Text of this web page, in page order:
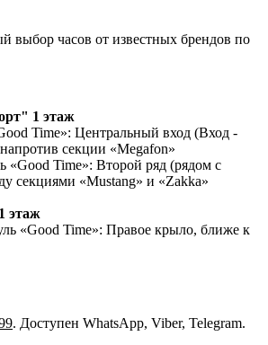
выбор часов от известных брендов по
1 этаж
Time»: Центральный вход (Вход -
секции «Megafon»
«Good Time»: Второй ряд (рядом с
секциями «Mustang» и «Zakka»
этаж
«Good Time»: Правое крыло, ближе к
. Доступен WhatsApp, Viber, Telegram.